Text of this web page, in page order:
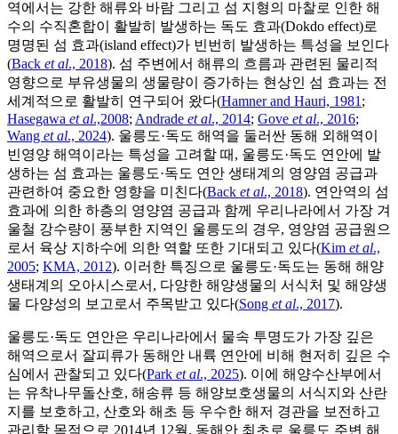
역에서는 강한 해류와 바람 그리고 섬 지형의 마찰로 인한 해
수의 수직혼합이 활발히 발생하는 독도 효과(Dokdo effect)로
명명된 섬 효과(island effect)가 빈번히 발생하는 특성을 보인다
(Back et al., 2018). 섬 주변에서 해류의 흐름과 관련된 물리적
영향으로 부유생물의 생물량이 증가하는 현상인 섬 효과는 전
세계적으로 활발히 연구되어 왔다(Hamner and Hauri, 1981 ;
Hasegawa et al.,2008; Andrade et al., 2014; Gove et al., 2016;
Wang et al., 2024). 울릉도·독도 해역을 둘러싼 동해 외해역이
빈영양 해역이라는 특성을 고려할 때, 울릉도·독도 연안에 발
생하는 섬 효과는 울릉도·독도 연안 생태계의 영양염 공급과
관련하여 중요한 영향을 미친다(Back et al., 2018). 연안역의 섬
효과에 의한 하층의 영양염 공급과 함께 우리나라에서 가장 겨
울철 강수량이 풍부한 지역인 울릉도의 경우, 영양염 공급원으
로서 육상 지하수에 의한 역할 또한 기대되고 있다(Kim et al.,
2005; KMA, 2012). 이러한 특징으로 울릉도·독도는 동해 해양
생태계의 오아시스로서, 다양한 해양생물의 서식처 및 해양생
물 다양성의 보고로서 주목받고 있다(Song et al., 2017).
울릉도·독도 연안은 우리나라에서 물속 투명도가 가장 깊은
해역으로서 잘피류가 동해안 내륙 연안에 비해 현저히 깊은 수
심에서 관찰되고 있다(Park et al., 2025). 이에 해양수산부에서
는 유착나무돌산호, 해송류 등 해양보호생물의 서식지와 산란
지를 보호하고, 산호와 해초 등 우수한 해저 경관을 보전하고
관리할 목적으로 2014년 12월, 동해안 최초로 울릉도 주변 해